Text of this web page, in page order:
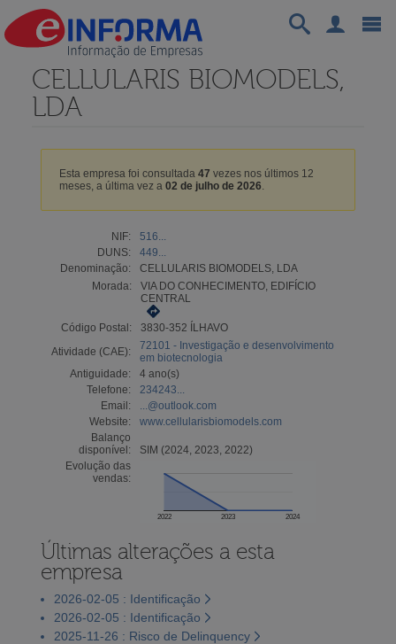
CELLULARIS BIOMODELS,
LDA
Esta empresa foi consultada 47 vezes nos últimos 12
meses, a última vez a 02 de julho de 2026.
NIF:
516...
DUNS:
449...
Denominação:
CELLULARIS BIOMODELS, LDA
Morada:
VIA DO CONHECIMENTO, EDIFÍCIO
CENTRAL
Código Postal:
3830-352 ÍLHAVO
Atividade (CAE):
72101 - Investigação e desenvolvimento
em biotecnologia
Antiguidade:
4 ano(s)
Telefone:
234243...
Email:
...@outlook.com
Website:
www.cellularisbiomodels.com
Balanço
disponível:
SIM (2024, 2023, 2022)
Evolução das
vendas:
2022 2023 2024
Últimas alterações a esta
empresa
2026-02-05 : Identificação
2026-02-05 : Identificação
2025-11-26 : Risco de Delinquency